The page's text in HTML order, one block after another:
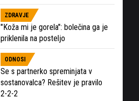
ZDRAVJE
"Koža mi je gorela": bolečina ga je
priklenila na posteljo
ODNOSI
Se s partnerko spreminjata v
sostanovalca? Rešitev je pravilo
2-2-2